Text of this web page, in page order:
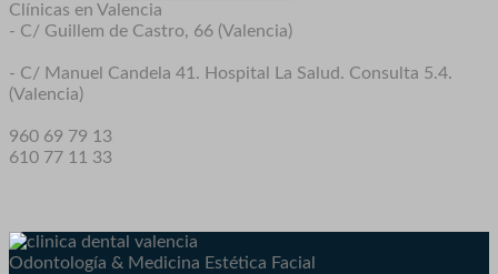
Clínicas en Valencia
- C/ Guillem de Castro, 66 (Valencia)
- C/ Manuel Candela 41. Hospital La Salud. Consulta 5.4.
(Valencia)
960 69 79 13
610 77 11 33
Odontología & Medicina Estética Facial